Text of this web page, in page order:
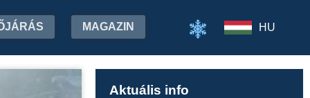
MAGAZIN HU
Aktuális info